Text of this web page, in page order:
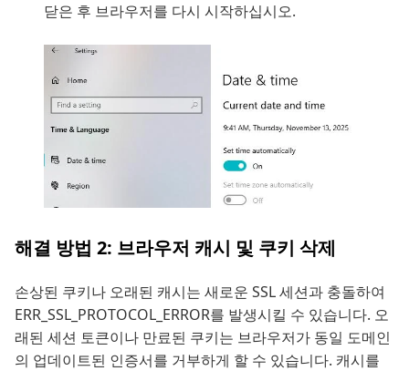
닫은 후 브라우저를 다시 시작하십시오.
해결 방법 2: 브라우저 캐시 및 쿠키 삭제
손상된 쿠키나 오래된 캐시는 새로운 SSL 세션과 충돌하여
ERR_SSL_PROTOCOL_ERROR를 발생시킬 수 있습니다. 오
래된 세션 토큰이나 만료된 쿠키는 브라우저가 동일 도메인
의 업데이트된 인증서를 거부하게 할 수 있습니다. 캐시를